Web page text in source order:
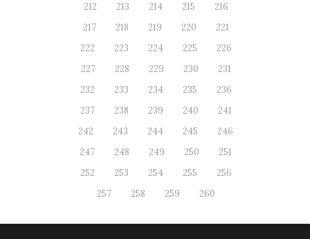
212
213 214 215
216
217
218 219 220
221
222
223 224 225
226
227
228 229 230
231
232
233 234 235
236
237
238 239 240
241
242
243 244 245
246
247
248 249 250
251
252
253 254 255
256
257
258 259 260